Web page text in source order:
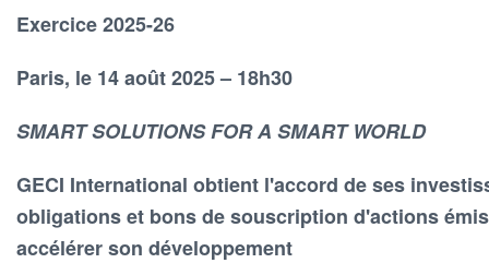
Exercice 2025-26
Paris, le 14 août 2025 – 18h30
SMART SOLUTIONS FOR A SMART WORLD
GECI International obtient l'accord de ses
obligations et bons de souscription d'actions
accélérer son développement